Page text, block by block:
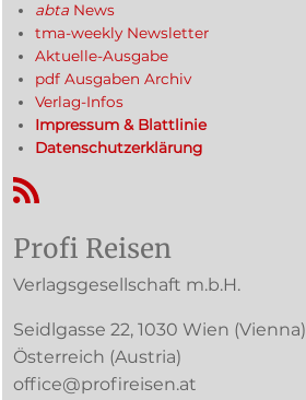
abta News
tma-weekly Newsletter
Aktuelle-Ausgabe
pdf Ausgaben Archiv
Verlag-Infos
Impressum & Blattlinie
Datenschutzerklärung
RSS-Feed
Profi Reisen
Verlagsgesellschaft m.b.H.
Seidlgasse 22, 1030 Wien (Vienna)
Österreich (Austria)
office@profireisen.at